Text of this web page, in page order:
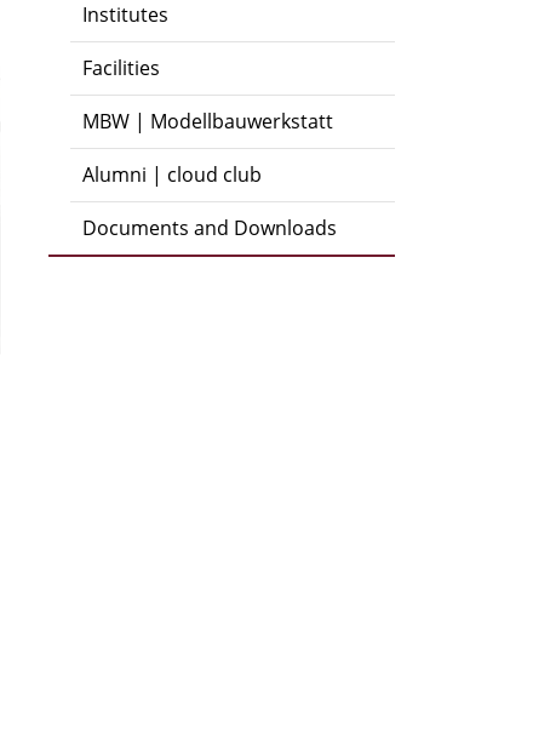
Institutes
Facilities
MBW | Modellbauwerkstatt
Alumni | cloud club
Documents and Downloads